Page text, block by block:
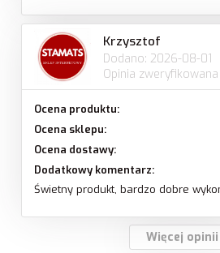
Krzysztof
Dodano: 2026-08-01
Opinia zweryfikowana
Ocena produktu:
Ocena sklepu:
Ocena dostawy:
Dodatkowy komentarz:
Świetny produkt, bardzo dobre
Więcej opinii